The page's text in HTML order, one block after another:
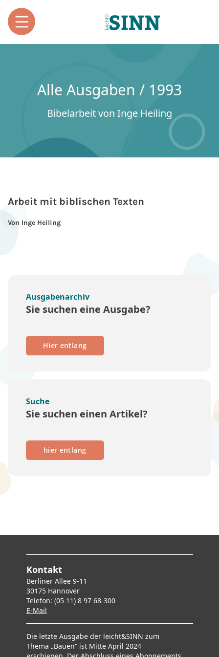
Alle Ausgaben / 1993
Bibelarbeit von Inge Heiling
Arbeit mit biblischen Texten
Von Inge Heiling
Ausgabenarchiv
Sie suchen eine Ausgabe?
Hier entlang
Suche
Sie suchen einen Artikel?
hier entlang
Kontakt
Berliner Allee 9-11
30175 Hannover
Telefon: (05 11) 8 97 68-300
E-Mail
Die letzte Ausgabe der leicht&SINN zum
Thema „Bauen“ ist Mitte April 2024